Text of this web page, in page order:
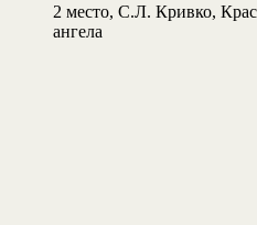
2 место, С.Л. Кривко,
ангела